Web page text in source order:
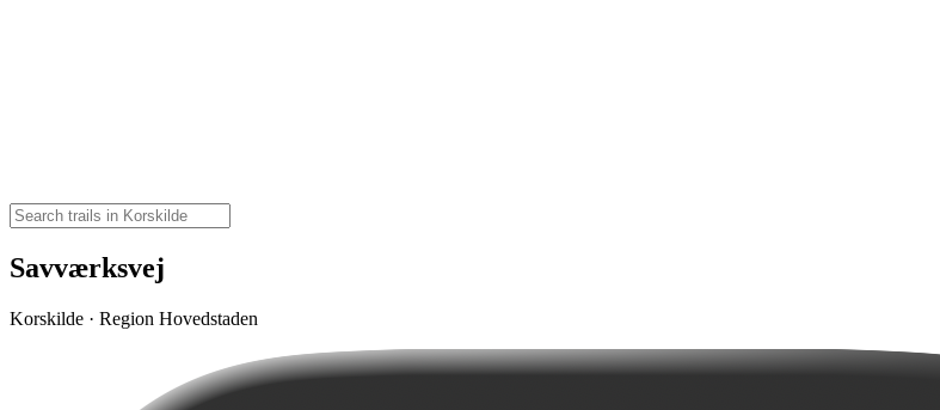
Savværksvej
Korskilde · Region Hovedstaden